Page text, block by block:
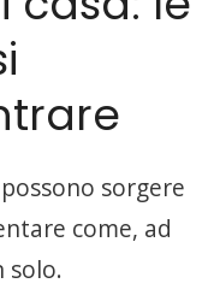
sorgere
come, ad
solo.